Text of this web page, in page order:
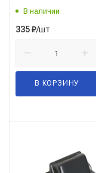
В наличии
335₽/шт
В КОРЗИНУ